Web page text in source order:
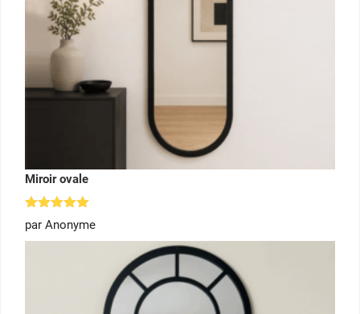
Miroir ovale
Note
sur 5
par Anonyme